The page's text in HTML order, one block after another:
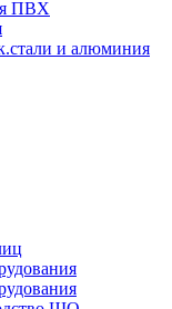
ПВХ
и алюминия